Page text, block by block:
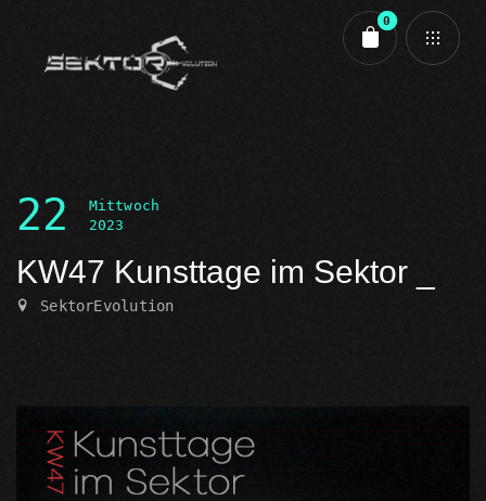
0
22
Mittwoch
2023
KW47 Kunsttage im Sektor
SektorEvolution